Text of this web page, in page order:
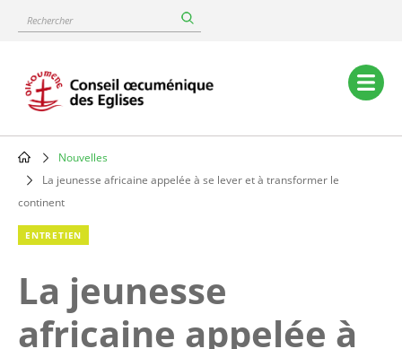
content
Rechercher
Main
navigation
Breadcrumb
Nouvelles
La jeunesse africaine appelée à se lever et à transformer le
continent
ENTRETIEN
La jeunesse
africaine appelée à